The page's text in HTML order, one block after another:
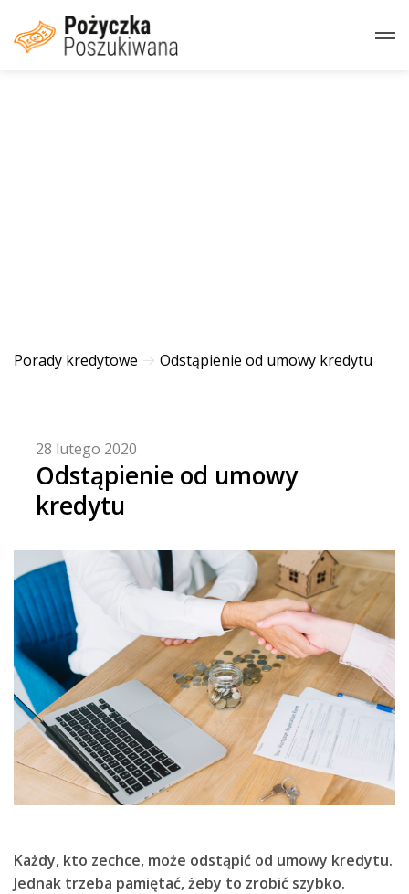
Porady kredytowe Odstąpienie od umowy kredytu
28 lutego 2020
Odstąpienie od umowy
kredytu
Każdy, kto zechce, może odstąpić od umowy kredytu.
Jednak trzeba pamiętać, żeby to zrobić szybko.